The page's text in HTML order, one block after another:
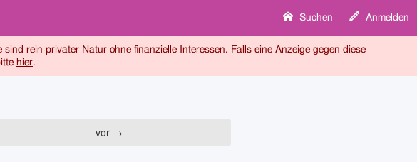
Suchen Anmelden
rein privater Natur ohne finanzielle Interessen. Falls eine Anzeige gegen diese
hier.
vor →